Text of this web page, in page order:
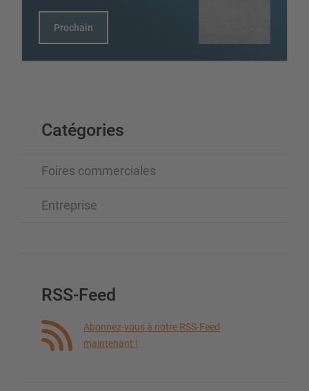
Prochain
Catégories
Foires commerciales
Entreprise
RSS-Feed
Abonnez-vous à notre RSS-Feed
maintenant !